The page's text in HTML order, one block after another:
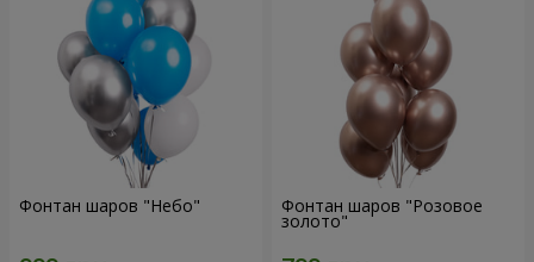
Фонтан шаров "Небо" Фонтан шаров "Розовое
золото"